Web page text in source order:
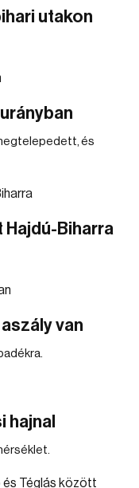
utakon
és
Biharra
van
hajnal